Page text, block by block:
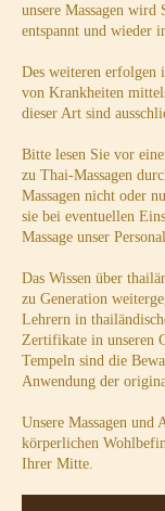
unsere Massagen wird
entspannt und wieder
Des weiteren erfolgen
von Krankheiten
dieser Art sind
Bitte lesen Sie vor
zu Thai-Massagen
Massagen nicht oder
sie bei eventuellen
Massage unser
Das Wissen über
zu Generation
Lehrern in
Zertifikate in unseren
Tempeln sind die
Anwendung der
Unsere Massagen und
körperlichen
Ihrer Mitte.